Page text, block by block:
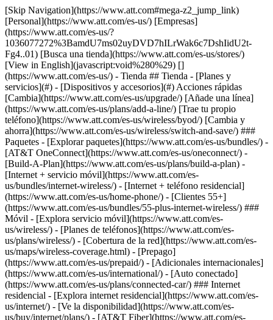
[Skip Navigation](https://www.att.com#mega-z2_jump_link) [Personal](https://www.att.com/es-us/) [Empresas](https://www.att.com/es-us/?1036077272%3BamdU7ms02uyDVD7hILrWak6c7DshIidU2t-Fg4..01) [Busca una tienda](https://www.att.com/es-us/stores/) [View in English](javascript:void%280%29) [](https://www.att.com/es-us/) - Tienda ## Tienda - [Planes y servicios](#) - [Dispositivos y accesorios](#) Acciones rápidas [Cambia](https://www.att.com/es-us/upgrade/) [Añade una línea](https://www.att.com/es-us/plans/add-a-line/) [Trae tu propio teléfono](https://www.att.com/es-us/wireless/byod/) [Cambia y ahorra](https://www.att.com/es-us/wireless/switch-and-save/) ### Paquetes - [Explorar paquetes](https://www.att.com/es-us/bundles/) - [AT&T OneConnect](https://www.att.com/es-us/oneconnect/) - [Build-A-Plan](https://www.att.com/es-us/plans/build-a-plan) - [Internet + servicio móvil](https://www.att.com/es-us/bundles/internet-wireless/) - [Internet + teléfono residencial](https://www.att.com/es-us/home-phone/) - [Clientes 55+](https://www.att.com/es-us/bundles/55-plus-internet-wireless/) ### Móvil - [Explora servicio móvil](https://www.att.com/es-us/wireless/) - [Planes de teléfonos](https://www.att.com/es-us/plans/wireless/) - [Cobertura de la red](https://www.att.com/es-us/maps/wireless-coverage.html) - [Prepago](https://www.att.com/es-us/prepaid/) - [Adicionales internacionales](https://www.att.com/es-us/international/) - [Auto conectado](https://www.att.com/es-us/plans/connected-car/) ### Internet residencial - [Explora internet residencial](https://www.att.com/es-us/internet/) - [Ve la disponibilidad](https://www.att.com/es-us/buy/internet/plans/) - [AT&T Fiber](https://www.att.com/es-us/internet/fiber/) - [AT&T Internet Air](https://www.att.com/es-us/internet/internet-air/) - [Teléfono residencial](https://www.att.com/es-us/home-phone/services/) [__Ahorra a lo grande en todo__ __regreso a clases__ \ Ver ofertas](https://www.att.com/es-us/deals/back-to-school/) Últimas novedades [Samsung Galaxy Z Fold8](https://www.att.com/es-us/buy/phones/samsung-galaxy-z-fold8.html) [iPhone 17 Pro](https://www.att.com/es-us/buy/phones/apple-iphone-17-pro.html) [AirPods Pro 3](https://www.att.com/es-us/buy/accessories/Headphones/apple-airpods-pro-3.html) [Google Pixel 10 Pro](https://www.att.com/es-us/buy/phones/google-pixel-10-pro.html) ### Dispositivos - [Teléfonos](https://www.att.com/es-us/buy/phones/) - [Teléfonos prepagados](https://www.att.com/es-us/buy/prepaid-phones/) - [Tablets](https://www.att.com/es-us/buy/tablets/) - [Relojes inteligentes](https://www.att.com/es-us/buy/wearables/) - [Usado certificado de AT&T](https://www.att.com/es-us/buy/phones/browse/att-certified-preowned) ### Accesorios - [Ver todos los accesorios](https://www.att.com/es-us/accessories/) - [Estuches](https://www.att.com/es-us/buy/accessories/browse/cases/) - [Cargadores](https://www.att.com/es-us/buy/accessories/browse/chargers/) - [Protector para pantalla](https://www.att.com/es-us/buy/accessories/browse/screen-protectors/) - [Audífonos](https://www.att.com/es-us/buy/accessories/browse/headphones/) ### Brands - [Apple](https://www.att.com/es-us/buy/phones/browse/apple/) - [Samsung](https://www.att.com/es-us/buy/phones/browse/samsung/) - [Motorola](https://www.att.com/es-us/buy/phones/browse/motorola/) - [Google](https://www.att.com/es-us/buy/phones/browse/google/) - [Meta](https://www.att.com/es-us/buy/accessories/browse/all/meta/) [__Obtén el nuevo Samsung Galaxy Z Fold8 por $0 con intercambio elegible__ \ Reserva](https://www.att.com/es-us/buy/phones/samsung-galaxy-z-fold8.html) - Ofertas ## Ofertas - [Nuevos y destacados](#) - [Descuentos para clientes](#) Destacados [Ve todas las ofertas](https://www.att.com/es-us/deals/) [Ofertas de servicio móvil](https://www.att.com/es-us/deals/cell-phone-deals/) [Ofertas de internet](https://www.att.com/es-us/deals/internet/) [Ofertas de intercambio](https://www.att.com/es-us/buy/phones/browse/tradeinoffer/) [Sin ofertas de intercambio](https://www.att.com/es-us/buy/phones/browse/nontradeinoffer/) ### Ofertas de tendencia - [Samsung Galaxy](https://www.att.com/es-us/buy/phones/browse/samsung_hasdeals_value_nontradeinoffer_tradeinoffer/) - [Apple iPhone](https://www.att.com/es-us/buy/phones/browse/apple_hasdeals_value_nontradeinoffer_tradeinoffer/) - [Menos de $50](https://www.att.com/es-us/buy/accessories/browse/all/price-range-25-50_price-range-5-25_5-and-under/) - [Ofertas de regreso a clases](https://www.att.com/es-us/deals/back-to-school/) ### Ofertas de dispositivos y accesorios - [Teléfonos](https://www.att.com/es-us/buy/phones/browse/hasdeals_value_nontradeinoffer_tradeinoffer/) - [Teléfonos prepagados](https://www.att.com/es-us/buy/prepaid-phones/browse/hasdeals/) - [Tablets](https://www.att.com/es-us/buy/tablets/browse/hasdeals_nontradeinoffer/) - [Relojes inteligentes](https://www.att.com/es-us/buy/wearables/browse/hasdeals_nontradeinoffer/) - [Ofertas de accesorios](https://www.att.com/es-us/buy/accessories/browse/all/deals/) ### Suscripciones - [AT&T OneConnect](https://www.att.com/es-us/oneconnect/) [__Cámbiate a AT&T y averigua cómo obtener hasta $800 por línea para terminar tu contrato__ \ Compra ahora](https://www.att.com/es-us/buy/phones/) ### Descuentos por ocupación - [Empleados de empresas](https://www.att.com/es-us/verification/signaturehub/#employment) - [Militares y veteranos](https://www.att.com/es-us/offers/discount-program/military-discount/) - [Maestros](https://www.att.com/es-us/offers/discount-program/teacher/) - [Enfermeros y médicos](https://www.att.com/es-us/verification/signaturehub/#medical) - [Personal de emergencias activo](https://www.att.com/es-us/firstnetandfamily/) ### Descuentos por afiliación - [Clientes 55+](https://www.att.com/es-us/verification/signaturehub/#age) - [Personal retirado del servicio de emergencia](https://www.att.com/es-us/offers/discount-program/retired-responders/) - [Trabajadores de sindicatos](https://www.att.com/es-us/offers/discount-program/union-discount/) - [Estudiantes](https://www.att.com/es-us/verification/signaturehub/#student) ### Ahorros para socios - [Descuento con tarjeta de crédito](https://www.att.com/es-us/?1036077272%3BamdU7ms02uyDVD7hIidU2t-FgOyvGkzT7uyJVm497PywgLdW2iYTVis9IZcUaO3.z1) - [Beneficios y más](https://andmorebenefits.att.com/root-discovery) [__Maestros: ahorra hasta $150 por línea y hasta un 20% en planes__ \ Obtén detalles](https://www.att.com/es-us/offers/discount-program/teacher/) - La diferencia de AT&T ## La diferencia de AT&T - [Nuestra ventaja competitiva](#) ### ¿Por qué elegirnos? - [Garantía AT&T](https://www.att.com/es-us/why-att/guarantee/) - [Por qué AT&T](https://www.att.com/es-us/why-att/) - [AT&T vs. T-Mobile y Verizon](https://www.att.com/es-us/wireless/switch-and-save/#compare-us) - [AT&T Fiber vs. Spectrum y Xfinity](https://www.att.com/es-us/internet/fiber/#compare-us) - [Prueba AT&T gratis](https://www.att.com/es-us/wireless/free-trial/) - [Cambia y ahorra](https://www.att.com/es-us/wireless/switch-and-save/) ### Cobertura excepcional - [Mapa de cobertura 5G](https://www.att.com/es-us/maps/wireless-coverage.html) - [Mapa de cobertura de fibra óptica](https://www.att.com/es-us/internet/fiber/coverage-map/) [__La mejor garantía de Estados Unidos__ \ Obtén detalles](https://www.att.com/es-us/why-att/guarantee/) - Ayuda ## Ayuda - [Factura y cuenta](#) - [Móvil](#) - [Internet](#) Acciones rápidas [Ve toda la ayuda](https://www.att.com/es-us/support/) [Ver mi cuenta](https://www.att.com/es-us/acctmgmt/overview) [Centro de pagos](https://www.att.com/es-us/acctmgmt/mypaymentcenter) [Centro de facturación](https://www.att.com/es-us/acctmgmt/billing/mybillingcenter) ### Factura y pagos - [Comprende tu factura](https://www.att.com/es-us/support/my-account/understand-your-bill/) - [Averigua por qué tu factura cambió](https://www.att.com/es-us/support/article/my-account/KM1051879/) - [Configura y administra AutoPay](https://www.att.com/es-us/acctmgmt/mypaymentcenter?intent=MANAGEAUTOPAY) - [Ve las cuotas de los dispositivos](https://www.att.com/es-us/acctmgmt/payment/installmentplandetails) - [Pagar sin iniciar sesión](https://www.att.com/es-us/acctmgmt/fastpmt/fastpay) ### Cuenta - [Cambiar o restablecer contraseña](https://www.att.com/es-us/support/article/my-account/KM1008941/) - [Añade o elimina cuentas](https://www.att.com/es-us/support/article/my-account/KM1008925/) - [Traslada el servicio de internet](https://www.att.com/es-us/help/moving/) - [Ve tus pedidos y reclamaciones](https://www.att.com/es-us/orders/history) - [Más ayuda con la cuenta](https://www.att.com/es-us/support/my-account/) [__La mejor garantía de Estados Unidos__ \ Obtén detalles](https://www.att.com/es-us/why-att/guarantee/) Acciones rápidas [Administrar mi servicio móvil](https://www.att.com/es-us/acctmgmt/mywireless) [Rastrear mi pedido](https://www.att.com/es-us/orders/history) [Añade AT&T International Day Pass](https://www.att.com/es-us/acctmgmt/signin?intent=DEEPLINK&soc=IRRLHDF&level=CAT&source=ILC242589969&wtExtndSource=Megamenu) ### Mi dispositivo - [Verificar mi uso](https://www.att.com/es-us/acctmgmt/usage/mysummary) - [Administra complementos](https://www.att.com/es-us/acctmgmt/wireless/manage-addon) - [Cambiar mi plan](https://www.att.com/es-us/acctmgmt/mywireless/manageplan/) - [Añade una línea](https://www.att.com/es-us/buy/postpaid/?wlsfi=AL) - [Consultar los requisitos de cambio](https://www.att.com/es-us/buy/postpaid/?wlsfi=up) - [Activa un dispositivo móvil](https://www.att.com/es-us/